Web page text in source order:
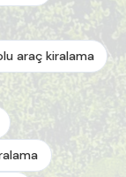
araç kiralama